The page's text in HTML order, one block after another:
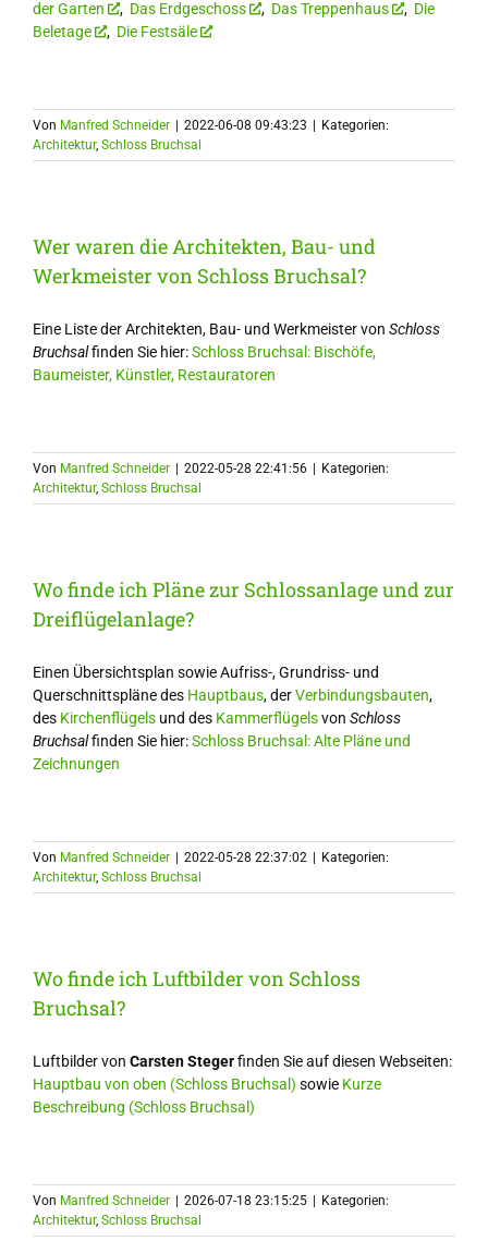
der Garten , Das Erdgeschoss , Das Treppenhaus , Die
Beletage
, Die Festsäle
Von Manfred Schneider 2022-06-08 09:43:23
Kategorien:
Architektur, Schloss Bruchsal
Wer waren die Architekten, Bau- und
Werkmeister von Schloss Bruchsal?
Eine Liste der Architekten, Bau- und Werkmeister von Schloss
Bruchsalfinden Sie hier:Schloss Bruchsal: Bischöfe,
Baumeister, Künstler, Restauratoren
Von Manfred Schneider 2022-05-28 22:41:56
Kategorien:
Architektur, Schloss Bruchsal
Wo finde ich Pläne zur Schlossanlage und zur
Dreiflügelanlage?
Einen Übersichtsplan sowie Aufriss-, Grundriss- und
Querschnittspläne des Hauptbaus, derVerbindungsbauten,
des Kirchenflügelsund des Kammerflügelsvon Schloss
Bruchsalfinden Sie hier:Schloss Bruchsal: Alte Pläne und
Zeichnungen
Von Manfred Schneider 2022-05-28 22:37:02
Kategorien:
Architektur, Schloss Bruchsal
Wo finde ich Luftbilder von Schloss
Bruchsal?
Luftbilder von Carsten Stegerfinden Sie auf diesen Webseiten:
Hauptbau von oben (Schloss Bruchsal) sowie Kurze
Beschreibung (Schloss Bruchsal)
Von Manfred Schneider 2026-07-18 23:15:25
Kategorien:
Architektur, Schloss Bruchsal